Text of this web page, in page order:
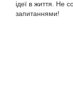
ідеї в життя. Не
запитаннями!